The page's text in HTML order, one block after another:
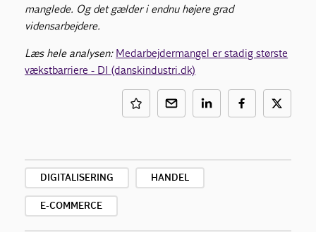
manglede. Og det gælder i endnu højere grad
vidensarbejdere.
Læs hele analysen: Medarbejdermangel er stadig største
vækstbarriere - DI (danskindustri.dk)
DIGITALISERING HANDEL
E-COMMERCE